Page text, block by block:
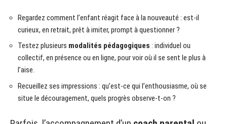
Regardez comment l’enfant réagit face à la nouveauté : est-il
curieux, en retrait, prêt à imiter, prompt à questionner ?
Testez plusieurs modalités pédagogiques : individuel ou
collectif, en présence ou en ligne, pour voir où il se sent le plus à
l’aise.
Recueillez ses impressions : qu’est-ce qui l’enthousiasme, où se
situe le découragement, quels progrès observe-t-on ?